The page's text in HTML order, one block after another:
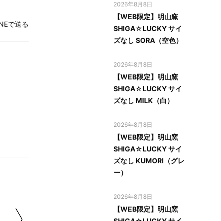
で送る
2026年8月8日
【WEB限定】明山窯
SHIGA☆LUCKY サイ
ズなし SORA（空色）
2026年8月8日
【WEB限定】明山窯
SHIGA☆LUCKY サイ
ズなし MILK（白）
2026年8月8日
【WEB限定】明山窯
SHIGA☆LUCKY サイ
ズなし KUMORI（グレ
ー）
2026年8月8日
【WEB限定】明山窯